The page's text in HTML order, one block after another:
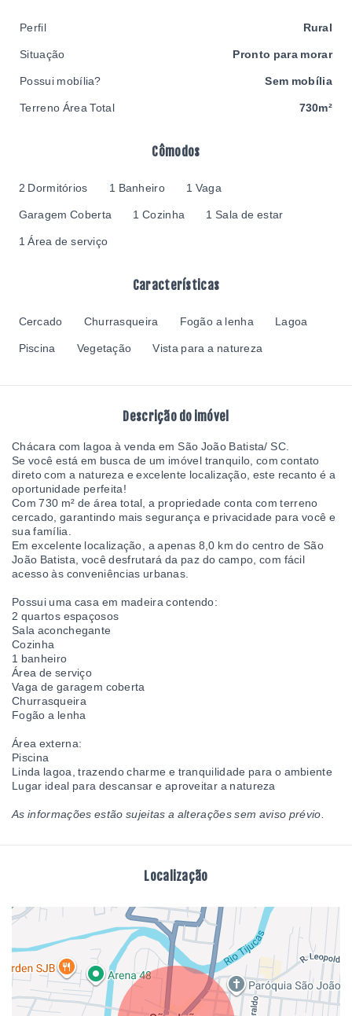
Cômodos
2 Dormitórios 1 Banheiro 1 Vaga
Garagem Coberta 1 Cozinha 1 Sala de estar
1 Área de serviço
Características
Cercado Churrasqueira Fogão a lenha Lagoa
Piscina Vegetação Vista para a natureza
Descrição do imóvel
Chácara com lagoa à venda em São João Batista/ SC.
Se você está em busca de um imóvel tranquilo, com contato
direto com a natureza e excelente localização, este recanto é a
oportunidade perfeita!
Com 730 m² de área total, a propriedade conta com terreno
cercado, garantindo mais segurança e privacidade para você e
sua família.
Em excelente localização, a apenas 8,0 km do centro de São
João Batista, você desfrutará da paz do campo, com fácil
acesso às conveniências urbanas.
Possui uma casa em madeira contendo:
2 quartos espaçosos
Sala aconchegante
Cozinha
1 banheiro
Área de serviço
Vaga de garagem coberta
Churrasqueira
Fogão a lenha
Área externa:
Piscina
Linda lagoa, trazendo charme e tranquilidade para o ambiente
Lugar ideal para descansar e aproveitar a natureza
As informações estão sujeitas a alterações sem aviso prévio.
Localização
Perfil Rural
Situação Pronto para morar
Possui mobília? Sem mobília
Terreno Área Total 730m²